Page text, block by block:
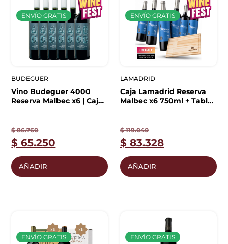
ENVÍO GRATIS
BUDEGUER
Vino Budeguer 4000
Reserva Malbec x6 | Caja
$86.760
$ 65.250
AÑADIR
ENVÍO GRATIS
LAMADRID
Caja Lamadrid Reserva
Malbec x6 750ml + Tabla
$119.040
$ 83.328
AÑADIR
ENVÍO GRATIS ENVÍO GRATIS